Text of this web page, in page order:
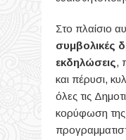
Στο πλαίσιο
συμβολικές
εκδηλώσεις,
και πέρυσι,
όλες τις
κορύφωση της